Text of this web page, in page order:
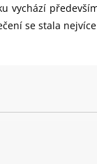
se stala